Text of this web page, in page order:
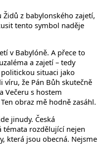
z babylonského zajetí,
tento symbol naděje
v Babylóně. A přece to
a zajetí – tedy
situaci jako
víru, že Pán Bůh skutečně
Večeru s hostem
obraz mě hodně zasáhl.
jinudy. Česká
témata rozdělující nejen
která jsou obecná. Nejsme